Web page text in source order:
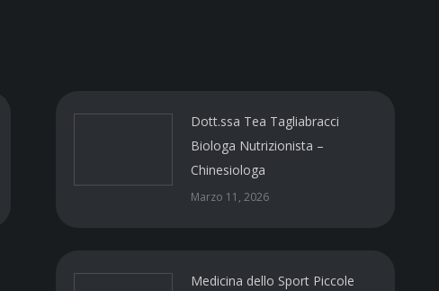
Dott.ssa Tea Tagliabracci
Biologa Nutrizionista –
Chinesiologa
Marzo 11, 2026
Medicina dello Sport Piccole